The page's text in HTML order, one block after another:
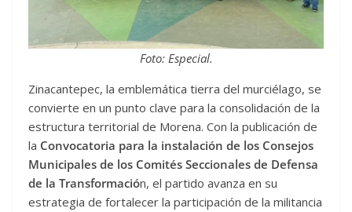
Foto: Especial.
Zinacantepec, la emblemática tierra del murciélago, se
convierte en un punto clave para la consolidación de la
estructura territorial de Morena. Con la publicación de
la Convocatoria para la instalación de los Consejos
Municipales de los Comités Seccionales de Defensa
de la Transformación, el partido avanza en su
estrategia de fortalecer la participación de la militancia